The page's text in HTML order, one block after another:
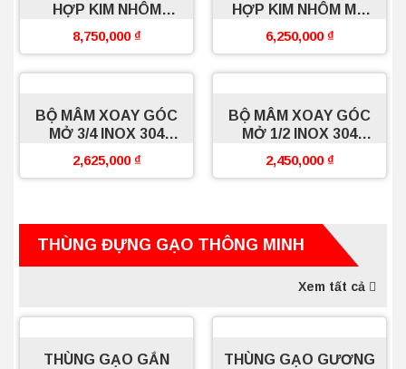
HỢP KIM NHÔM
BOSSEU
8,750,000 ₫
HỢP KIM NHÔM MẠ
NANO BOSSEU
6,250,000 ₫
BỘ MÂM XOAY GÓC
MỞ 3/4 INOX 304
BOSSEU
2,625,000 ₫
BỘ MÂM XOAY GÓC
MỞ 1/2 INOX 304
BOSSEU
2,450,000 ₫
THÙNG ĐỰNG GẠO THÔNG MINH
Xem tất cả
THÙNG GẠO GẮN
THÙNG GẠO GƯƠNG